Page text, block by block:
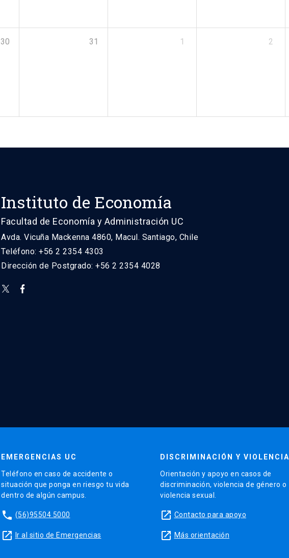
30 31 1 2
Instituto de Economía
Facultad de Economía y Administración UC
Avda. Vicuña Mackenna 4860, Macul. Santiago, Chile
Teléfono: +56 2 2354 4303
Dirección de Postgrado: +56 2 2354 4028
EMERGENCIAS UC
Teléfono en caso de accidente o
situación que ponga en riesgo tu vida
dentro de algún campus.
phone (56)95504 5000
launch Ir al sitio de Emergencias
DISCRIMINACIÓN Y VIOLENCIA
Orientación y apoyo en casos de
discriminación, violencia de género o
violencia sexual.
launch Contacto para apoyo
launch Más orientación